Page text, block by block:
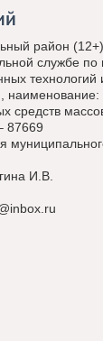
район (12+)
службе по
технологий
наименование:
средств
87669
И.В.